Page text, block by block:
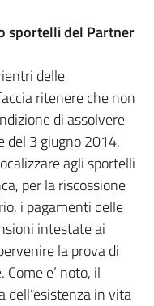
sportelli del Partner
delle
ritenere che non
di assolvere
del 3 giugno 2014,
agli sportelli
per la riscossione
i pagamenti delle
intestate ai
la prova di
e’ noto, il
dell’esistenza in vita